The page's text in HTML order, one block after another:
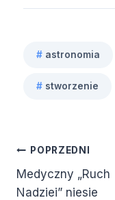
# astronomia
# stworzenie
Nawigacja
wpisu
POPRZEDNI
Medyczny „Ruch
Nadziei” niesie